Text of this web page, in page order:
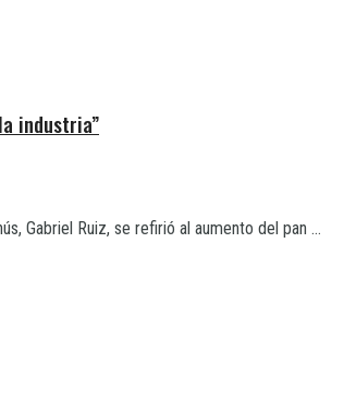
industria”
Gabriel Ruiz, se refirió al aumento del pan ...